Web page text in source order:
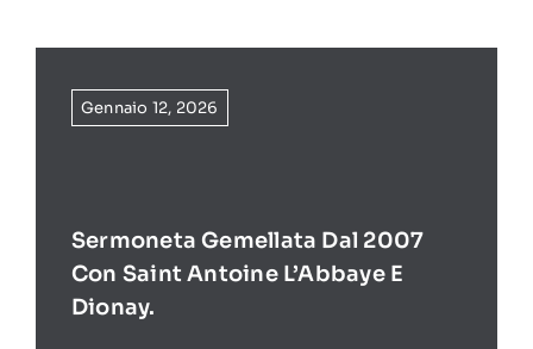
Gennaio 12, 2026
Sermoneta Gemellata Dal 2007
Con Saint Antoine L’Abbaye E
Dionay.